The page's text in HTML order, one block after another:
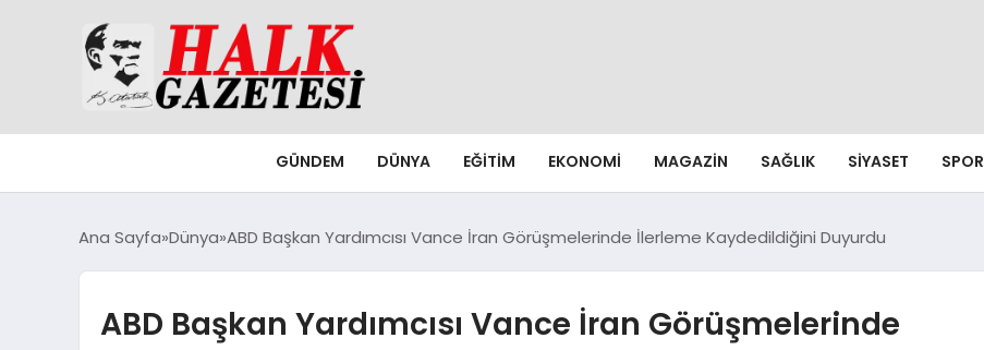
GÜNDEM DÜNYA EĞITIM EKONOMI MAGAZIN SAĞLIK SIYASET SPOR
Ana Sayfa Dünya ABD Başkan Yardımcısı Vance İran Görüşmelerinde İlerleme Kaydedildiğini Duyurdu
ABD Başkan Yardımcısı Vance İran Görüşmelerinde